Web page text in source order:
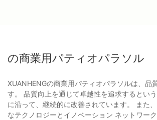
の商業用パティオパラソル
XUANHENGの商業用パティオパラソルは、品
す。 品質向上を通じて卓越性を追求するとい
に沿って、継続的に改善されています。 また
なテクノロジーとイノベーション ネットワー